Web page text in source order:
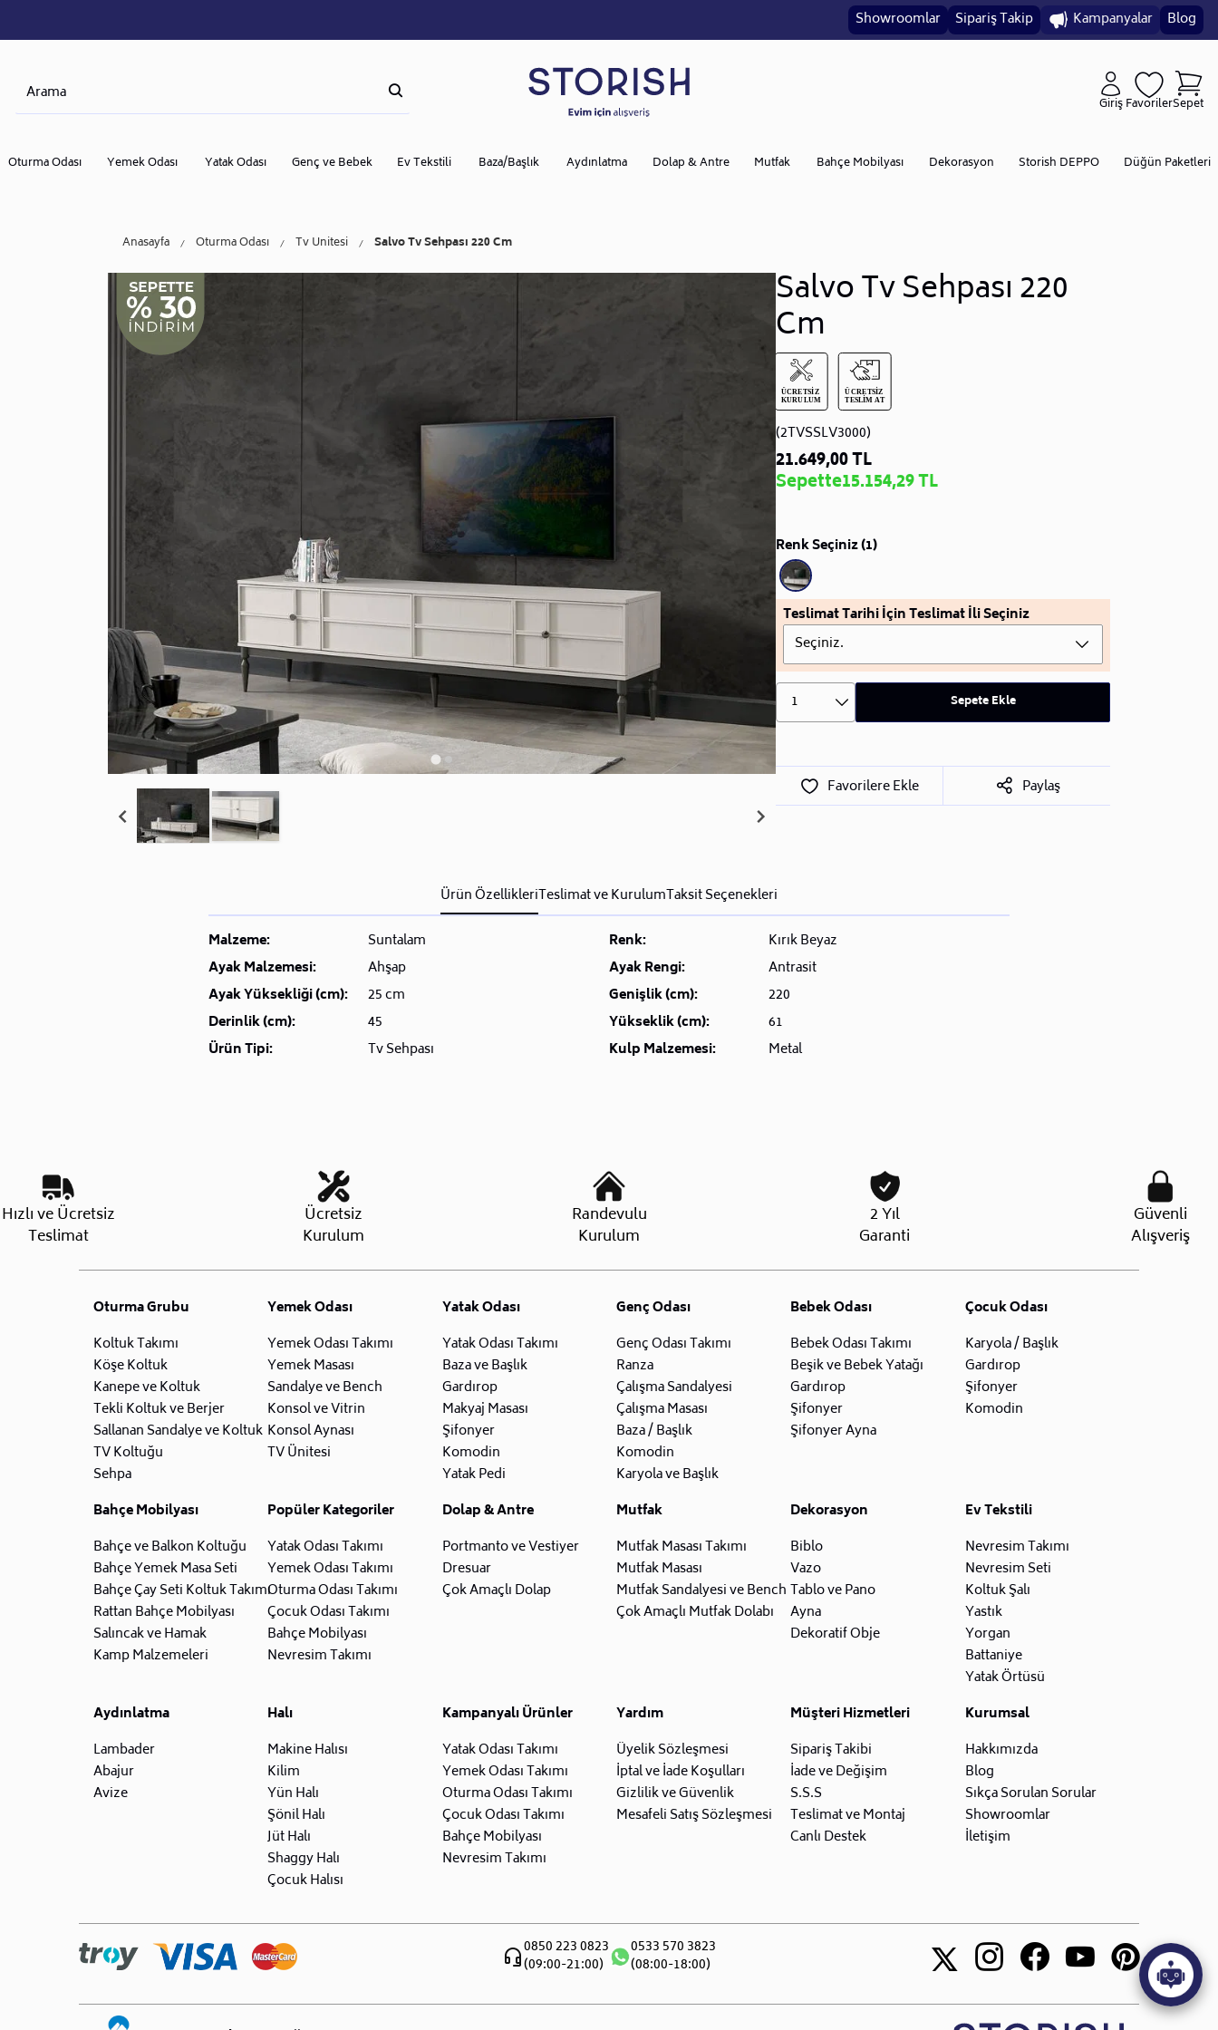
Showroomlar Sipariş Takip Kampanyalar Blog
GirişFavorilerSepet
Oturma Odası Yemek Odası Yatak Odası Genç ve Bebek Ev Tekstili Baza/Başlık Aydınlatma Dolap & Antre Mutfak Bahçe Mobilyası Dekorasyon Storish DEPPO Düğün Paketleri
Anasayfa Oturma Odası Tv Ünitesi Salvo Tv Sehpası 220 Cm
Salvo Tv Sehpası 220
Cm
(2TVSSLV3000)
21.649,00 TL
Sepette15.154,29 TL
Renk Seçiniz (1)
Teslimat Tarihi İçin Teslimat İli Seçiniz
Seçiniz.
1 Sepete Ekle
Favorilere Ekle Paylaş
Ürün ÖzellikleriTeslimat ve KurulumTaksit Seçenekleri
Malzeme:
Suntalam Renk:
Kırık Beyaz
Ayak Malzemesi:
Ahşap Ayak Rengi:
Antrasit
Ayak Yüksekliği (cm):
25 cm Genişlik (cm):
220
Derinlik (cm):
45 Yükseklik (cm):
61
Ürün Tipi:
Tv Sehpası Kulp Malzemesi: Metal
Hızlı ve Ücretsiz
Teslimat
Ücretsiz
Kurulum
Randevulu
Kurulum
2 Yıl
Garanti
Güvenli
Alışveriş
Oturma Grubu
Koltuk Takımı
Köşe Koltuk
Kanepe ve Koltuk
Tekli Koltuk ve Berjer
Sallanan Sandalye ve Koltuk
TV Koltuğu
Sehpa
Yemek Odası
Yemek Odası Takımı
Yemek Masası
Sandalye ve Bench
Konsol ve Vitrin
Konsol Aynası
TV Ünitesi
Yatak Odası
Yatak Odası Takımı
Baza ve Başlık
Gardırop
Makyaj Masası
Şifonyer
Komodin
Yatak Pedi
Genç Odası
Genç Odası Takımı
Ranza
Çalışma Sandalyesi
Çalışma Masası
Baza / Başlık
Komodin
Karyola ve Başlık
Bebek Odası
Bebek Odası Takımı
Beşik ve Bebek Yatağı
Gardırop
Şifonyer
Şifonyer Ayna
Çocuk Odası
Karyola / Başlık
Gardırop
Şifonyer
Komodin
Bahçe Mobilyası
Bahçe ve Balkon Koltuğu
Bahçe Yemek Masa Seti
Bahçe Çay Seti Koltuk Takımı
Rattan Bahçe Mobilyası
Salıncak ve Hamak
Kamp Malzemeleri
Popüler Kategoriler
Yatak Odası Takımı
Yemek Odası Takımı
Oturma Odası Takımı
Çocuk Odası Takımı
Bahçe Mobilyası
Nevresim Takımı
Dolap & Antre
Portmanto ve Vestiyer
Dresuar
Çok Amaçlı Dolap
Mutfak
Mutfak Masası Takımı
Mutfak Masası
Mutfak Sandalyesi ve Bench
Çok Amaçlı Mutfak Dolabı
Dekorasyon
Biblo
Vazo
Tablo ve Pano
Ayna
Dekoratif Obje
Ev Tekstili
Nevresim Takımı
Nevresim Seti
Koltuk Şalı
Yastık
Yorgan
Battaniye
Yatak Örtüsü
Aydınlatma
Lambader
Abajur
Avize
Halı
Makine Halısı
Kilim
Yün Halı
Şönil Halı
Jüt Halı
Shaggy Halı
Çocuk Halısı
Kampanyalı Ürünler
Yatak Odası Takımı
Yemek Odası Takımı
Oturma Odası Takımı
Çocuk Odası Takımı
Bahçe Mobilyası
Nevresim Takımı
Yardım
Üyelik Sözleşmesi
İptal ve İade Koşulları
Gizlilik ve Güvenlik
Mesafeli Satış Sözleşmesi
Müşteri Hizmetleri
Sipariş Takibi
İade ve Değişim
S.S.S
Teslimat ve Montaj
Canlı Destek
Kurumsal
Hakkımızda
Blog
Sıkça Sorulan Sorular
Showroomlar
İletişim
0850 223 0823
(09:00-21:00)
0533 570 3823
(08:00-18:00)